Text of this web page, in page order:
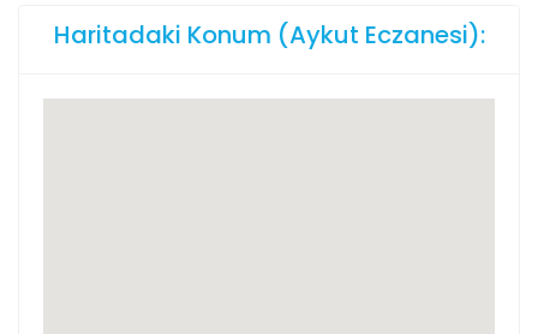
Haritadaki Konum (Aykut Eczanesi):